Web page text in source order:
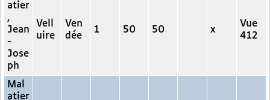
atier
,
Jean
-
Jose
ph
Vell
uire
Ven
dée
1 50 50 x
Vue
412
Mal
atier